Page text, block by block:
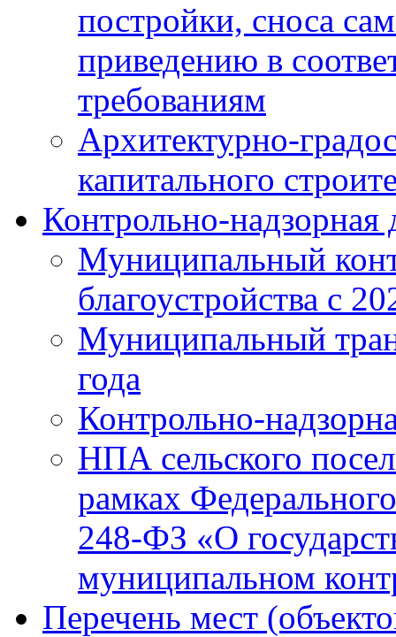
постройки, сноса
приведению в
требованиям
Архитектурно-
капитального
Контрольно-надзорная
Муниципальный
благоустройства с
Муниципальный
года
Контрольно-
НПА сельского
рамках
248-ФЗ «О
муниципальном
Перечень мест